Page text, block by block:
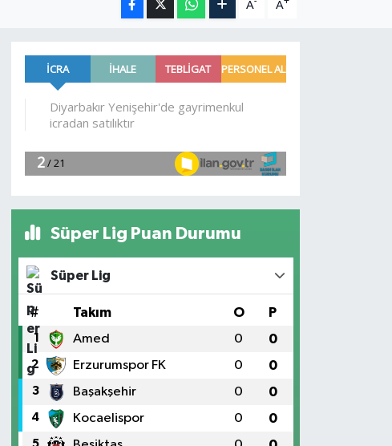
A A
Süper Lig Puan Durumu
Süper Lig
# Takım O P
1 Amed 0 0
2 Erzurumspor FK 0 0
3 Başakşehir 0 0
4 Kocaelispor 0 0